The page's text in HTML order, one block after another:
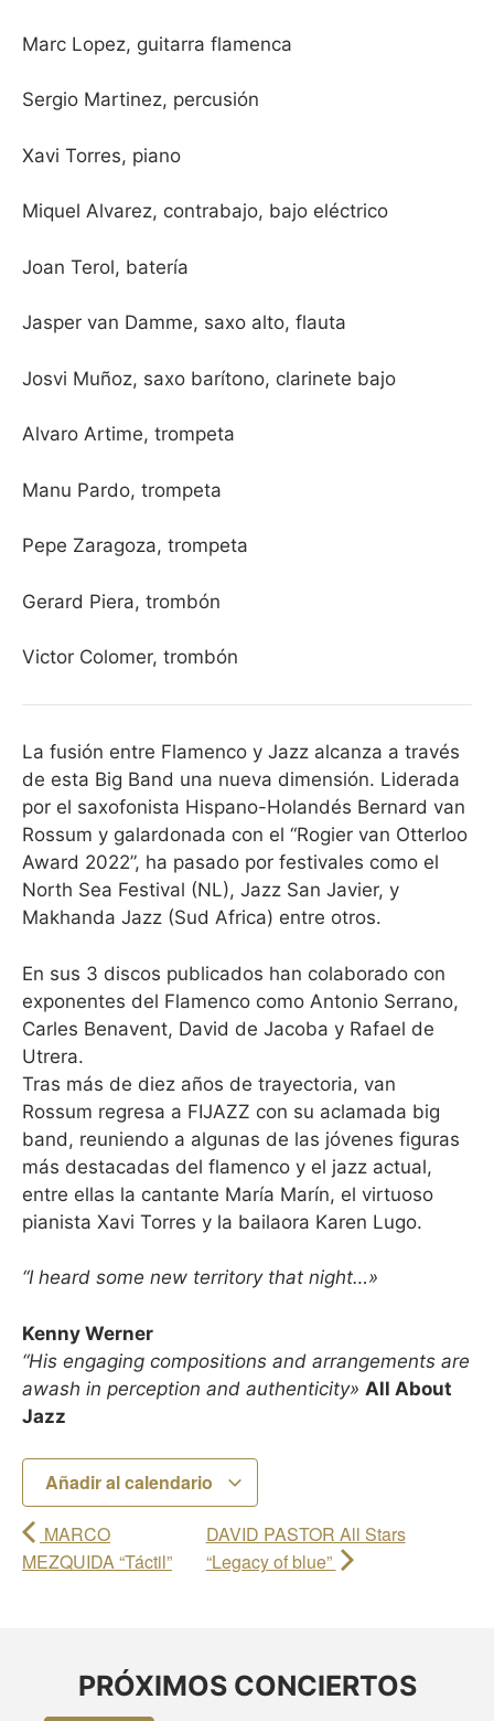
Marc Lopez, guitarra flamenca
Sergio Martinez, percusión
Xavi Torres, piano
Miquel Alvarez, contrabajo, bajo eléctrico
Joan Terol, batería
Jasper van Damme, saxo alto, flauta
Josvi Muñoz, saxo barítono, clarinete bajo
Alvaro Artime, trompeta
Manu Pardo, trompeta
Pepe Zaragoza, trompeta
Gerard Piera, trombón
Victor Colomer, trombón
La fusión entre Flamenco y Jazz alcanza a través
de esta Big Band una nueva dimensión. Liderada
por el saxofonista Hispano-Holandés Bernard van
Rossum y galardonada con el “Rogier van Otterloo
Award 2022”, ha pasado por festivales como el
North Sea Festival (NL), Jazz San Javier, y
Makhanda Jazz (Sud Africa) entre otros.
En sus 3 discos publicados han colaborado con
exponentes del Flamenco como Antonio Serrano,
Carles Benavent, David de Jacoba y Rafael de
Utrera.
Tras más de diez años de trayectoria, van
Rossum regresa a FIJAZZ con su aclamada big
band, reuniendo a algunas de las jóvenes figuras
más destacadas del flamenco y el jazz actual,
entre ellas la cantante María Marín, el virtuoso
pianista Xavi Torres y la bailaora Karen Lugo.
“I heard some new territory that night…»
Kenny Werner
“His engaging compositions and arrangements are
awash in perception and authenticity» All About
Jazz
Añadir al calendario
MARCO
MEZQUIDA “Táctil”
DAVID PASTOR All Stars
“Legacy of blue”
PRÓXIMOS CONCIERTOS